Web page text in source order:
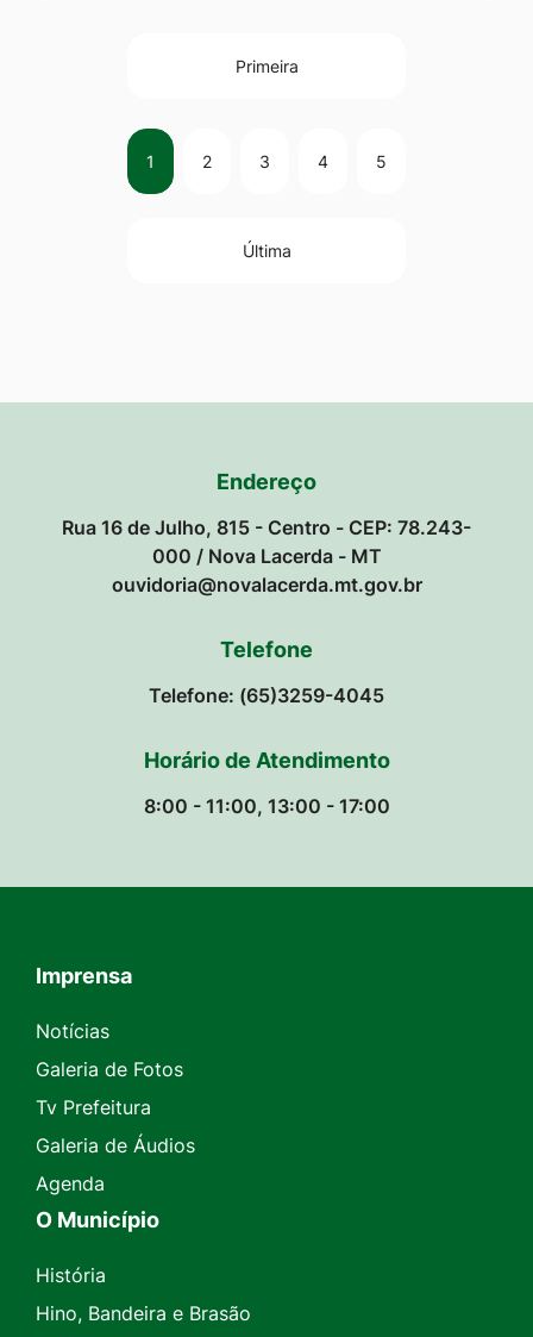
Primeira
1 2 3 4 5
Última
Endereço
Rua 16 de Julho, 815 - Centro - CEP: 78.243-
000 / Nova Lacerda - MT
ouvidoria@novalacerda.mt.gov.br
Telefone
Telefone: (65)3259-4045
Horário de Atendimento
8:00 - 11:00, 13:00 - 17:00
Seção do Rodapé e Contato
Imprensa
Notícias
Galeria de Fotos
Tv Prefeitura
Galeria de Áudios
Agenda
O Município
História
Hino, Bandeira e Brasão